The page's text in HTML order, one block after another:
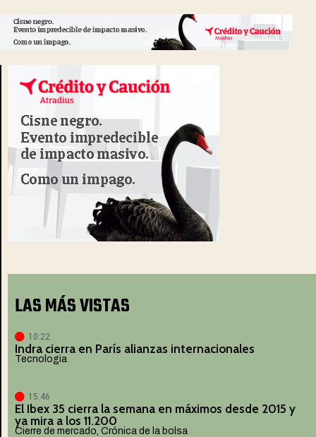
LAS MÁS VISTAS
10:22
Indra cierra en París alianzas internacionales
Tecnologia
15:46
El Ibex 35 cierra la semana en máximos desde 2015 y
ya mira a los 11.200
Cierre de mercado Crónica de la bolsa